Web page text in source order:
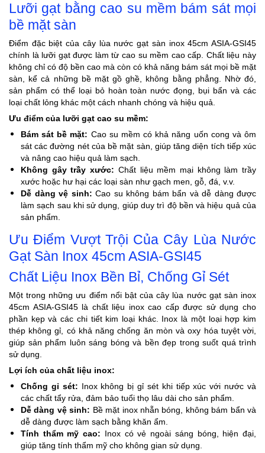
Lưỡi gạt bằng cao su mềm bám sát mọi
bề mặt sàn
Điểm đặc biệt của cây lùa nước gạt sàn inox 45cm ASIA-GSI45
chính là lưỡi gạt được làm từ cao su mềm cao cấp. Chất liệu này
không chỉ có độ bền cao mà còn có khả năng bám sát mọi bề mặt
sàn, kể cả những bề mặt gồ ghề, không bằng phẳng. Nhờ đó,
sản phẩm có thể loại bỏ hoàn toàn nước đọng, bụi bẩn và các
loại chất lỏng khác một cách nhanh chóng và hiệu quả.
Ưu điểm của lưỡi gạt cao su mềm:
Bám sát bề mặt: Cao su mềm có khả năng uốn cong và ôm
sát các đường nét của bề mặt sàn, giúp tăng diện tích tiếp xúc
và nâng cao hiệu quả làm sạch.
Không gây trầy xước: Chất liệu mềm mại không làm trầy
xước hoặc hư hại các loại sàn như gạch men, gỗ, đá, v.v.
Dễ dàng vệ sinh: Cao su không bám bẩn và dễ dàng được
làm sạch sau khi sử dụng, giúp duy trì độ bền và hiệu quả của
sản phẩm.
Ưu Điểm Vượt Trội Của Cây Lùa Nước
Gạt Sàn Inox 45cm ASIA-GSI45
Chất Liệu Inox Bền Bỉ, Chống Gỉ Sét
Một trong những ưu điểm nổi bật của cây lùa nước gạt sàn inox
45cm ASIA-GSI45 là chất liệu inox cao cấp được sử dụng cho
phần kẹp và các chi tiết kim loại khác. Inox là một loại hợp kim
thép không gỉ, có khả năng chống ăn mòn và oxy hóa tuyệt vời,
giúp sản phẩm luôn sáng bóng và bền đẹp trong suốt quá trình
sử dụng.
Lợi ích của chất liệu inox:
Chống gỉ sét: Inox không bị gỉ sét khi tiếp xúc với nước và
các chất tẩy rửa, đảm bảo tuổi thọ lâu dài cho sản phẩm.
Dễ dàng vệ sinh: Bề mặt inox nhẵn bóng, không bám bẩn và
dễ dàng được làm sạch bằng khăn ẩm.
Tính thẩm mỹ cao: Inox có vẻ ngoài sáng bóng, hiện đại,
giúp tăng tính thẩm mỹ cho không gian sử dụng.